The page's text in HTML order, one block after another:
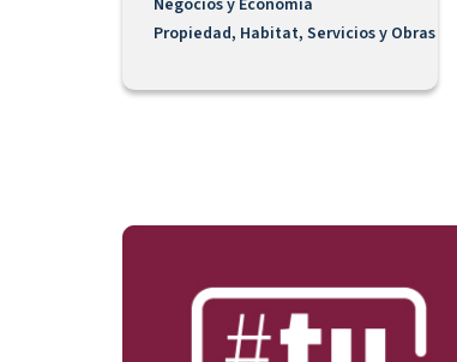
Propiedad, Habitat, Servicios y Obras